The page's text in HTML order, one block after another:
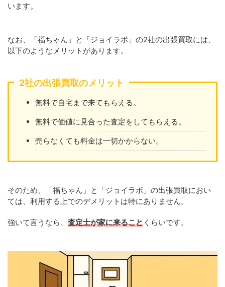
います。
なお、「福ちゃん」と「ジョイラボ」の2社の出張買取には、
以下のようなメリットがあります。
2社の出張買取のメリット
無料で自宅まで来てもらえる。
無料で価値に見合った査定をしてもらえる。
売らなくても料金は一切かからない。
そのため、「福ちゃん」と「ジョイラボ」の出張買取におい
ては、利用する上でのデメリットは特にありません。
強いて言うなら、 査定士が家に来ること くらいです。